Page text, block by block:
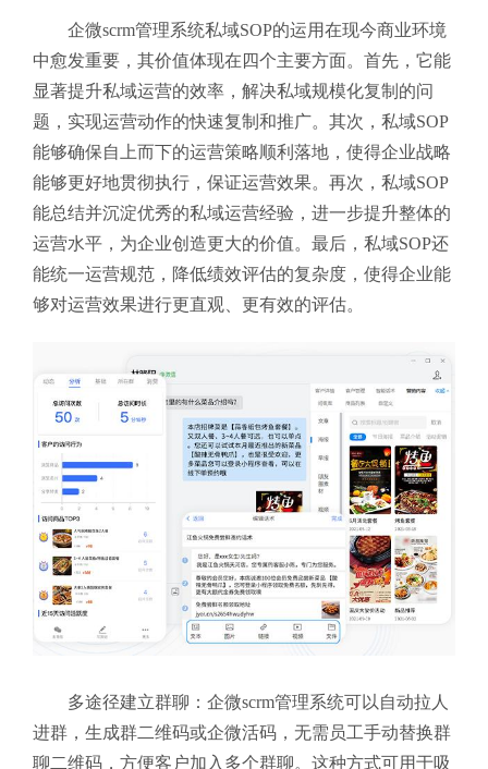
企微scrm管理系统私域SOP的运用在现今商业环境
中愈发重要，其价值体现在四个主要方面。首先，它能
显著提升私域运营的效率，解决私域规模化复制的问
题，实现运营动作的快速复制和推广。其次，私域SOP
能够确保自上而下的运营策略顺利落地，使得企业战略
能够更好地贯彻执行，保证运营效果。再次，私域SOP
能总结并沉淀优秀的私域运营经验，进一步提升整体的
运营水平，为企业创造更大的价值。最后，私域SOP还
能统一运营规范，降低绩效评估的复杂度，使得企业能
够对运营效果进行更直观、更有效的评估。
多途径建立群聊：企微scrm管理系统可以自动拉人
进群，生成群二维码或企微活码，无需员工手动替换群
聊二维码，方便客户加入多个群聊。这种方式可用于吸